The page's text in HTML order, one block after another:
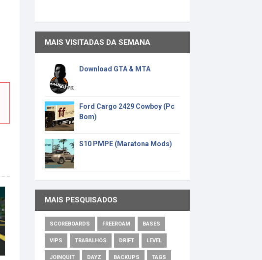
MAIS VISITADAS DA SEMANA
Download GTA & MTA
Ford Cargo 2429 Cowboy (Pc
Bom)
S10 PMPE (Maratona Mods)
MAIS PESQUISADOS
SCOREBOARDS FREEROAM BASES
VIPS TRABALHOS DRIFT LEVEL
JOINQUIT DAYZ BACKUPS TAGS